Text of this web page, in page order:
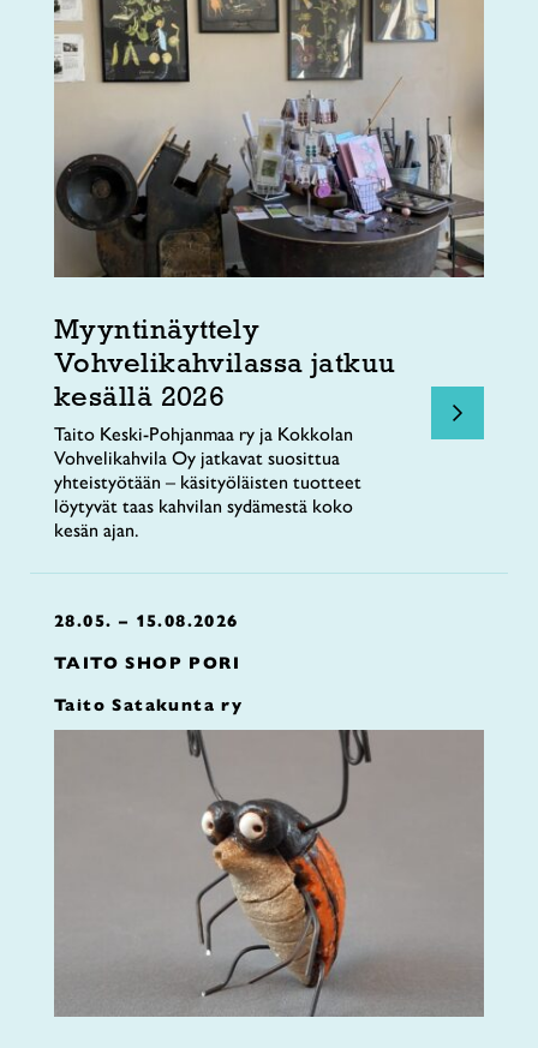
Myyntinäyttely
Vohvelikahvilassa jatkuu
kesällä 2026
Taito Keski-Pohjanmaa ry ja Kokkolan
Vohvelikahvila Oy jatkavat suosittua
yhteistyötään – käsityöläisten tuotteet
löytyvät taas kahvilan sydämestä koko
kesän ajan.
28.05. – 15.08.2026
TAITO SHOP PORI
Taito Satakunta ry